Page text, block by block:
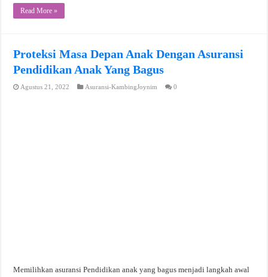
Read More »
Proteksi Masa Depan Anak Dengan Asuransi
Pendidikan Anak Yang Bagus
Agustus 21, 2022 Asuransi-KambingJoynim 0
Memilihkan asuransi Pendidikan anak yang bagus menjadi langkah awal